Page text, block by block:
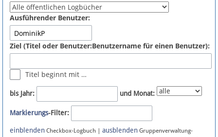
Fördermitglied werden
Fehler melden
Newsletter
Bluesky
Facebook
Ausführender Benutzer:
Ziel (Titel oder Benutzer:Benutzername für einen Benutzer):
Titel beginnt mit …
bis Jahr: und Monat:
Markierungs-Filter:
einblenden Checkbox-Logbuch | ausblenden Gruppenverwaltung-